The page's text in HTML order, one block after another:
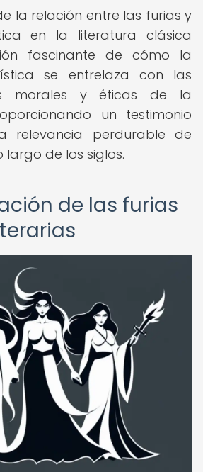
la relación entre las furias y
en la literatura clásica
fascinante de cómo la
se entrelaza con las
morales y éticas de la
un testimonio
relevancia perdurable de
de los siglos.
de las furias